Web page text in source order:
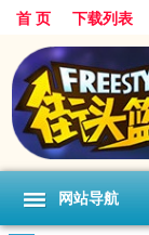
首 页 下载列表
网站导航